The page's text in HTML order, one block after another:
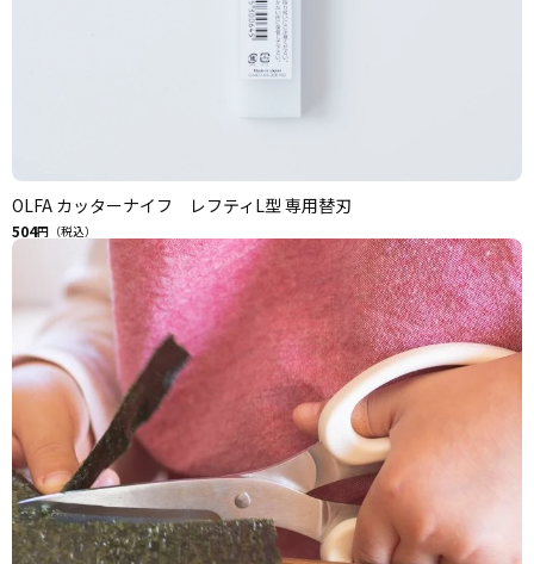
OLFA カッターナイフ レフティL型 専用替刃
504円（税込）